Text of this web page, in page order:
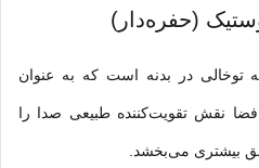
توخالی در بدنه است که به عنوان
نقش تقویت‌کننده طبیعی صدا را
بیشتری می‌بخشد.